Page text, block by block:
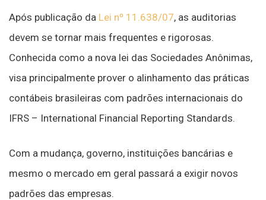
Após publicação da Lei nº 11.638/07, as auditorias
devem se tornar mais frequentes e rigorosas.
Conhecida como a nova lei das Sociedades Anônimas,
visa principalmente prover o alinhamento das práticas
contábeis brasileiras com padrões internacionais do
IFRS – International Financial Reporting Standards.
Com a mudança, governo, instituições bancárias e
mesmo o mercado em geral passará a exigir novos
padrões das empresas.